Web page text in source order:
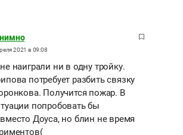
2021 в 09:08
наиграли ни в одну тройку.
потребует разбить связку
Получится пожар. В
попробовать бы
Доуса, но блин не время